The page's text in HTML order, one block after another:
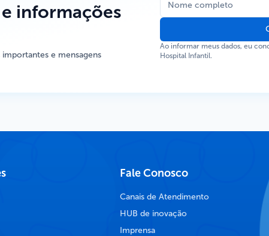
informações
e mensagens
Ao informar meus dados, eu
Hospital Infantil.
Fale Conosco
Canais de Atendimento
HUB de inovação
Imprensa